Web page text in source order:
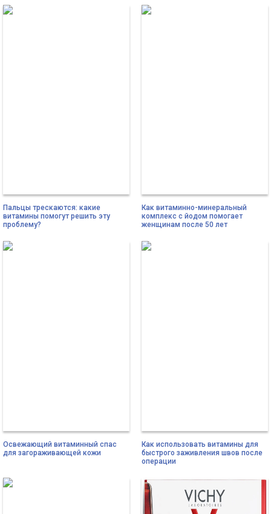
Пальцы трескаются: какие
витамины помогут решить эту
проблему?
Как витаминно-минеральный
комплекс с йодом помогает
женщинам после 50 лет
Освежающий витаминный спас
для загораживающей кожи
Как использовать витамины для
быстрого заживления швов после
операции